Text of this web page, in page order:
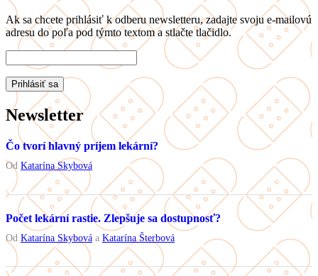
Ak sa chcete prihlásiť k odberu newsletteru, zadajte svoju e-mailovú
adresu do poľa pod týmto textom a stlačte tlačidlo.
Newsletter
Čo tvorí hlavný príjem lekární?
Od Katarína Skybová
Počet lekární rastie. Zlepšuje sa dostupnosť?
Od Katarína Skybová a Katarína Šterbová